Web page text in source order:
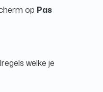
op Pas
welke je